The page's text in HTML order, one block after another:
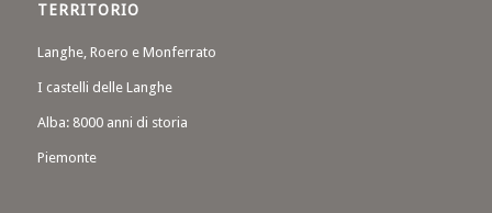
TERRITORIO
Langhe, Roero e Monferrato
I castelli delle Langhe
Alba: 8000 anni di storia
Piemonte